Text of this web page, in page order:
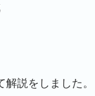
説をしました。